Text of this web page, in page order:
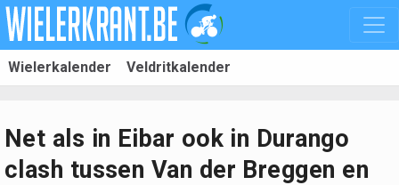
Wielerkalender Veldritkalender
Net als in Eibar ook in Durango
clash tussen Van der Breggen en